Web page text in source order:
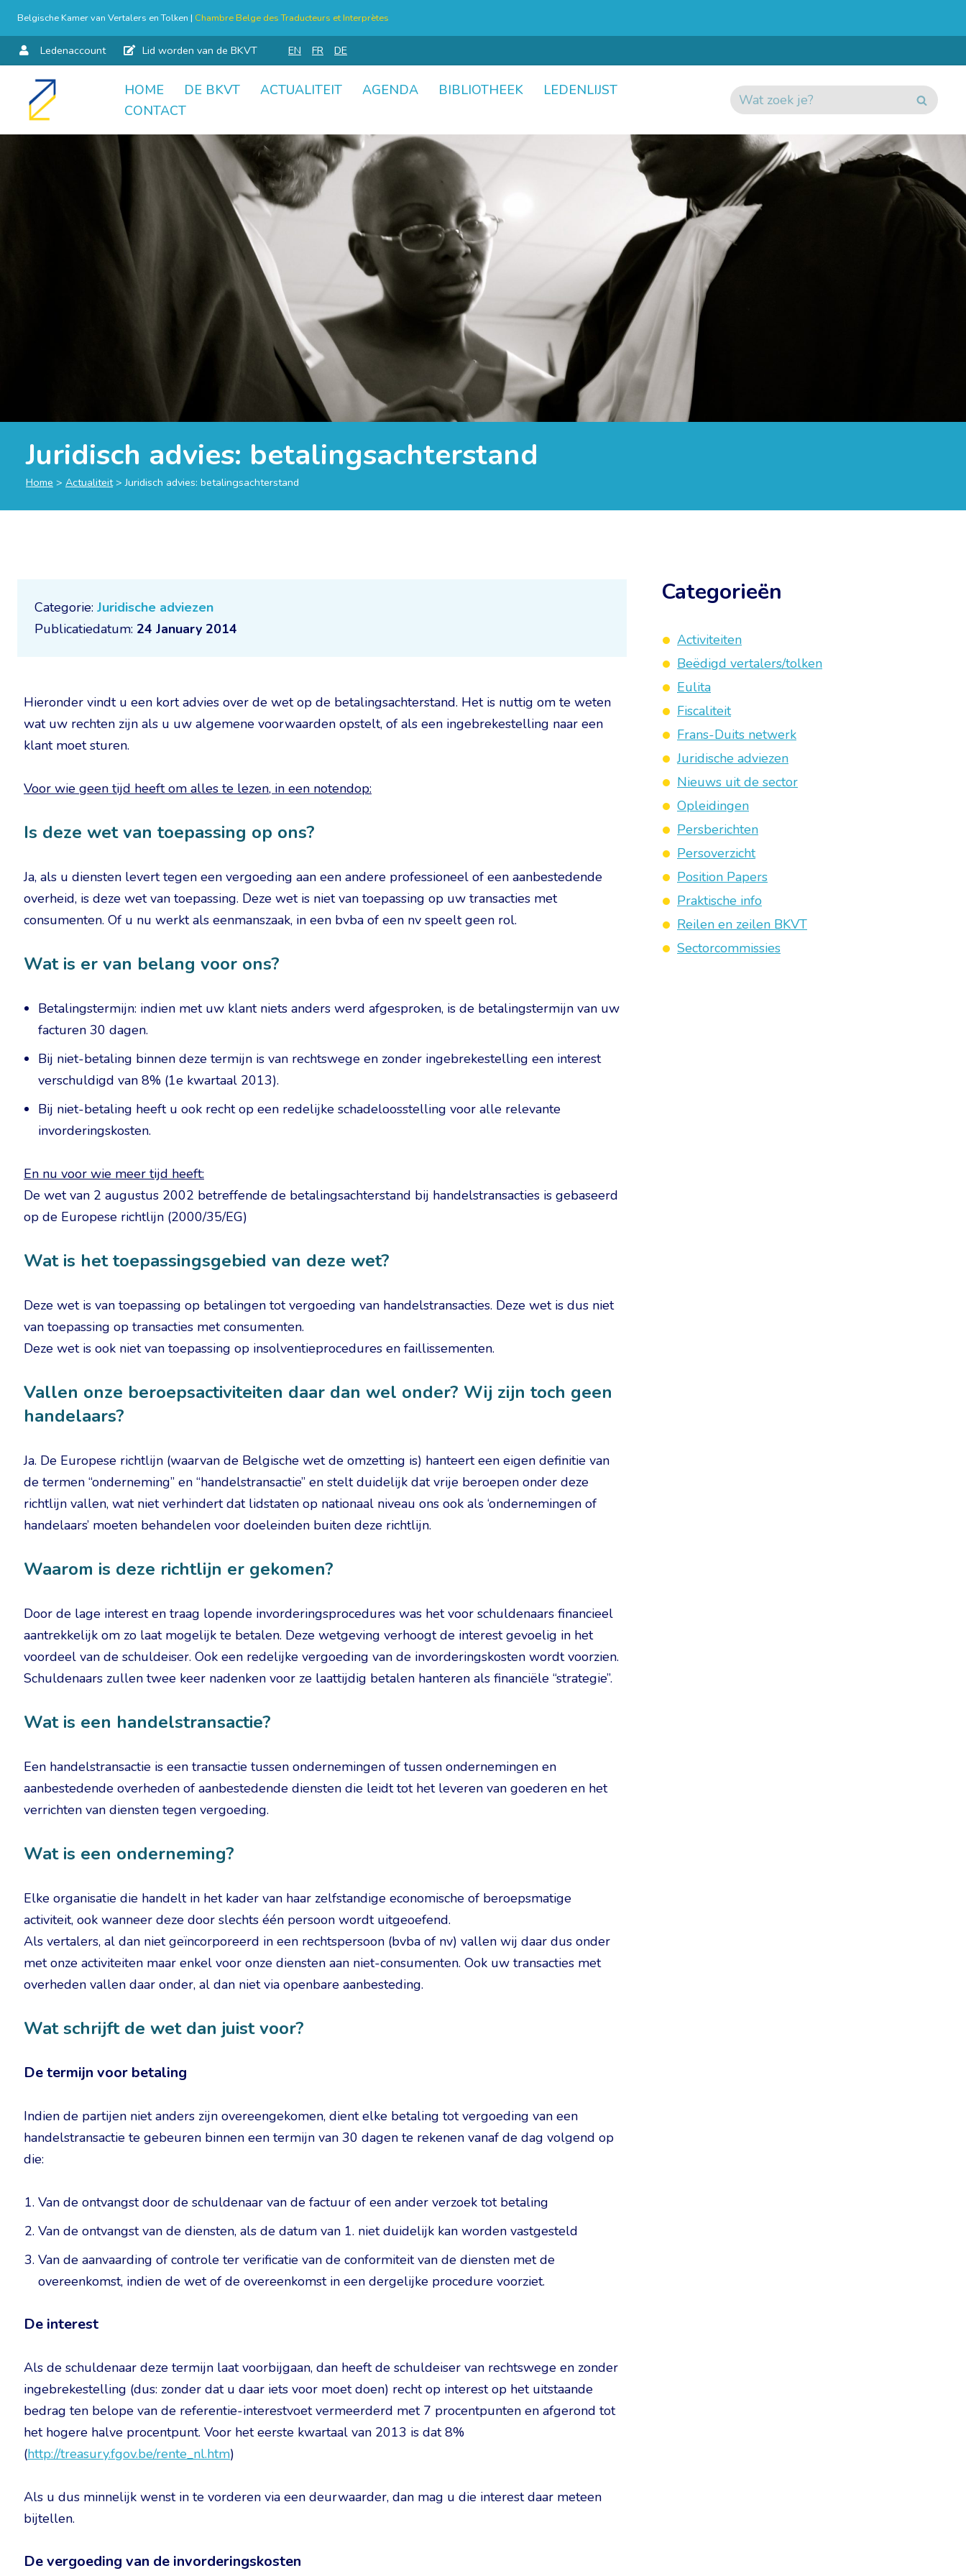
Belgische Kamer van Vertalers en Tolken | Chambre Belge des Traducteurs et Interprètes
Ledenaccount Lid worden van de BKVT EN FR DE
Skip
HOME DE BKVT ACTUALITEIT AGENDA BIBLIOTHEEK
LEDENLIJST
CONTACT
Juridisch advies: betalingsachterstand
Home > Actualiteit>Juridisch advies: betalingsachterstand
Categorie: Juridische adviezen
Publicatiedatum: 24 January 2014
Hieronder vindt u een kort advies over de wet op de betalingsachterstand. Het is nuttig om te weten
wat uw rechten zijn als u uw algemene voorwaarden opstelt, of als een ingebrekestelling naar een
klant moet sturen.
Voor wie geen tijd heeft om alles te lezen, in een notendop:
Is deze wet van toepassing op ons?
Ja, als u diensten levert tegen een vergoeding aan een andere professioneel of een aanbestedende
overheid, is deze wet van toepassing. Deze wet is niet van toepassing op uw transacties met
consumenten. Of u nu werkt als eenmanszaak, in een bvba of een nv speelt geen rol.
Wat is er van belang voor ons?
Betalingstermijn: indien met uw klant niets anders werd afgesproken, is de betalingstermijn van uw
facturen 30 dagen.
Bij niet-betaling binnen deze termijn is van rechtswege en zonder ingebrekestelling een interest
verschuldigd van 8% (1e kwartaal 2013).
Bij niet-betaling heeft u ook recht op een redelijke schadeloosstelling voor alle relevante
invorderingskosten.
En nu voor wie meer tijd heeft:
De wet van 2 augustus 2002 betreffende de betalingsachterstand bij handelstransacties is gebaseerd
op de Europese richtlijn (2000/35/EG)
Wat is het toepassingsgebied van deze wet?
Deze wet is van toepassing op betalingen tot vergoeding van handelstransacties. Deze wet is dus niet
van toepassing op transacties met consumenten.
Deze wet is ook niet van toepassing op insolventieprocedures en faillissementen.
Vallen onze beroepsactiviteiten daar dan wel onder? Wij zijn toch geen
handelaars?
Ja. De Europese richtlijn (waarvan de Belgische wet de omzetting is) hanteert een eigen definitie van
de termen “onderneming” en “handelstransactie” en stelt duidelijk dat vrije beroepen onder deze
richtlijn vallen, wat niet verhindert dat lidstaten op nationaal niveau ons ook als ‘ondernemingen of
handelaars’ moeten behandelen voor doeleinden buiten deze richtlijn.
Waarom is deze richtlijn er gekomen?
Door de lage interest en traag lopende invorderingsprocedures was het voor schuldenaars financieel
aantrekkelijk om zo laat mogelijk te betalen. Deze wetgeving verhoogt de interest gevoelig in het
voordeel van de schuldeiser. Ook een redelijke vergoeding van de invorderingskosten wordt voorzien.
Schuldenaars zullen twee keer nadenken voor ze laattijdig betalen hanteren als financiële “strategie”.
Wat is een handelstransactie?
Een handelstransactie is een transactie tussen ondernemingen of tussen ondernemingen en
aanbestedende overheden of aanbestedende diensten die leidt tot het leveren van goederen en het
verrichten van diensten tegen vergoeding.
Wat is een onderneming?
Elke organisatie die handelt in het kader van haar zelfstandige economische of beroepsmatige
activiteit, ook wanneer deze door slechts één persoon wordt uitgeoefend.
Als vertalers, al dan niet geïncorporeerd in een rechtspersoon (bvba of nv) vallen wij daar dus onder
met onze activiteiten maar enkel voor onze diensten aan niet-consumenten. Ook uw transacties met
overheden vallen daar onder, al dan niet via openbare aanbesteding.
Wat schrijft de wet dan juist voor?
De termijn voor betaling
Indien de partijen niet anders zijn overeengekomen, dient elke betaling tot vergoeding van een
handelstransactie te gebeuren binnen een termijn van 30 dagen te rekenen vanaf de dag volgend op
die:
Van de ontvangst door de schuldenaar van de factuur of een ander verzoek tot betaling
Van de ontvangst van de diensten, als de datum van 1. niet duidelijk kan worden vastgesteld
Van de aanvaarding of controle ter verificatie van de conformiteit van de diensten met de
overeenkomst, indien de wet of de overeenkomst in een dergelijke procedure voorziet.
De interest
Als de schuldenaar deze termijn laat voorbijgaan, dan heeft de schuldeiser van rechtswege en zonder
ingebrekestelling (dus: zonder dat u daar iets voor moet doen) recht op interest op het uitstaande
bedrag ten belope van de referentie-interestvoet vermeerderd met 7 procentpunten en afgerond tot
het hogere halve procentpunt. Voor het eerste kwartaal van 2013 is dat 8%
(http://treasury.fgov.be/rente_nl.htm)
Als u dus minnelijk wenst in te vorderen via een deurwaarder, dan mag u die interest daar meteen
bijtellen.
De vergoeding van de invorderingskosten
Categorieën
Activiteiten
Beëdigd vertalers/tolken
Eulita
Fiscaliteit
Frans-Duits netwerk
Juridische adviezen
Nieuws uit de sector
Opleidingen
Persberichten
Persoverzicht
Position Papers
Praktische info
Reilen en zeilen BKVT
Sectorcommissies